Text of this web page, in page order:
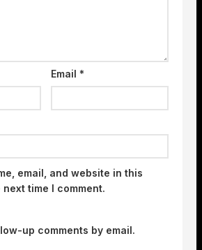
Email*
email, and website in this
time I comment.
up comments by email.